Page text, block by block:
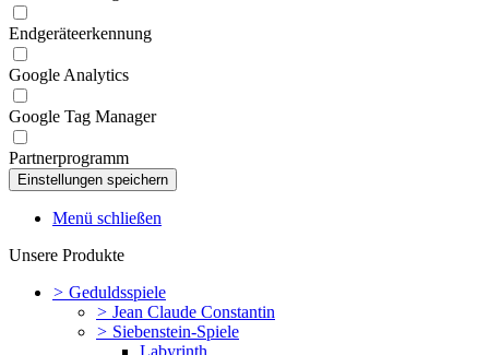
Endgeräteerkennung
Google Analytics
Google Tag Manager
Partnerprogramm
Menü schließen
Unsere Produkte
> Geduldsspiele
> Jean Claude Constantin
> Siebenstein-Spiele
Labyrinth